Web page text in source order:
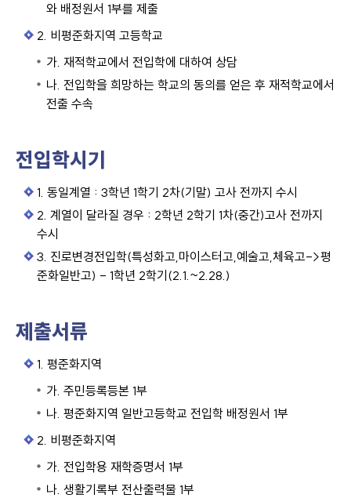
와 배정원서 1부를 제출
2. 비평준화지역 고등학교
가. 재적학교에서 전입학에 대하여 상담
나. 전입학을 희망하는 학교의 동의를 얻은 후 재적학교에서
전출 수속
전입학시기
1. 동일계열 : 3학년 1학기 2차(기말) 고사 전까지 수시
2. 계열이 달라질 경우 : 2학년 2학기 1차(중간)고사 전까지
수시
3. 진로변경전입학(특성화고,마이스터고,예술고,체육고->평
준화일반고) - 1학년 2학기(2.1.~2.28.)
제출서류
1. 평준화지역
가. 주민등록등본 1부
나. 평준화지역 일반고등학교 전입학 배정원서 1부
2. 비평준화지역
가. 전입학용 재학증명서 1부
나. 생활기록부 전산출력물 1부